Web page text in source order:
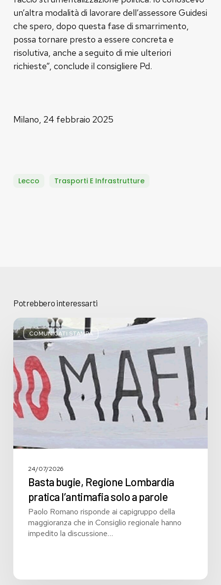
un’altra modalità di lavorare dell’assessore Guidesi
che spero, dopo questa fase di smarrimento,
possa tornare presto a essere concreta e
risolutiva, anche a seguito di mie ulteriori
richieste”, conclude il consigliere Pd.
Milano, 24 febbraio 2025
Lecco Trasporti E Infrastrutture
Potrebbero interessarti
COMUNICATI STAMPA
Basta
bugie,
Regione
Lombardia
pratica
l’antimafia
solo
a
parole
24/07/2026
Basta bugie, Regione Lombardia
pratica l’antimafia solo a parole
Paolo Romano risponde ai capigruppo della
maggioranza che in Consiglio regionale hanno
impedito la discussione…